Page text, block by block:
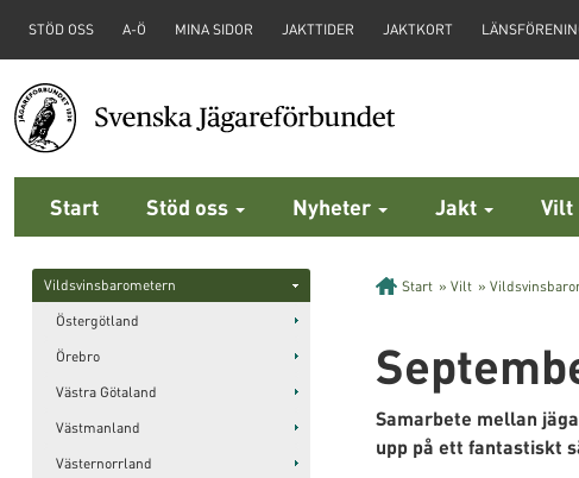
STÖD OSS A-Ö MINA SIDOR JAKTTIDER JAKTKORT
Start Stöd oss Nyheter Jakt Vilt
Vildsvinsbarometern
Östergötland
Örebro
Västra Götaland
Västmanland
Västernorrland
Start » Vilt »
Samarbete mellan
upp på ett fantastiskt